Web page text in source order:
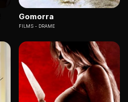
Gomorra
FILMS DRAME